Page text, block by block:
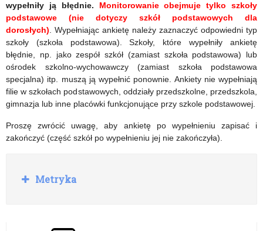
wypełniły ją błędnie. Monitorowanie obejmuje tylko szkoły
podstawowe (nie dotyczy szkół podstawowych dla
dorosłych). Wypełniając ankietę należy zaznaczyć odpowiedni typ
szkoły (szkoła podstawowa). Szkoły, które wypełniły ankietę
błędnie, np. jako zespół szkół (zamiast szkoła podstawowa) lub
ośrodek szkolno-wychowawczy (zamiast szkoła podstawowa
specjalna) itp. muszą ją wypełnić ponownie. Ankiety nie wypełniają
filie w szkołach podstawowych, oddziały przedszkolne, przedszkola,
gimnazja lub inne placówki funkcjonujące przy szkole podstawowej.
Proszę zwrócić uwagę, aby ankietę po wypełnieniu zapisać i
zakończyć (część szkół po wypełnieniu jej nie zakończyła).
R
o
Metryka